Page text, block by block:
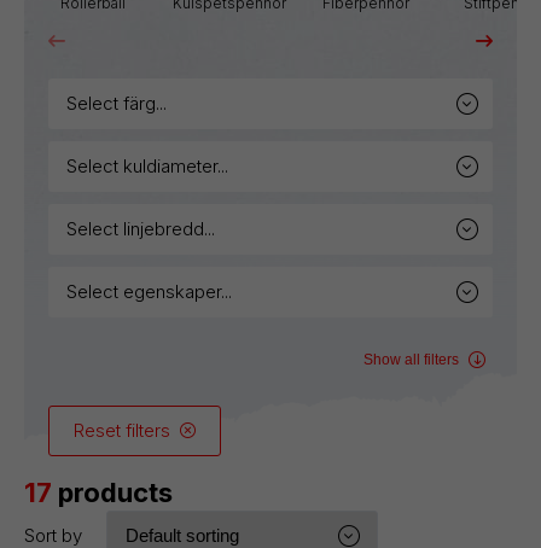
select färg...
select kuldiameter...
select linjebredd...
select egenskaper...
Show all filters
Reset filters
17 products
Sort by